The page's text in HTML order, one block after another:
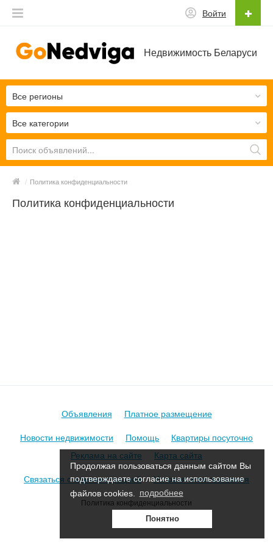
Продолжая пользоваться данным сайтом Вы
подтверждаете согласие на использование
файлов cookies.
подробнее
Понятно
Недвижимость Беларуси
Войти
Все категории
Все регионы
/ Политика конфиденциальности
Политика конфиденциальности
Объявления
Платное размещение
Новости недвижимости
Помощь
Квартиры посуточно
Реклама на сайте
Карта сайта
Связаться с администрацией
Условия использования
Политика конфиденциальности